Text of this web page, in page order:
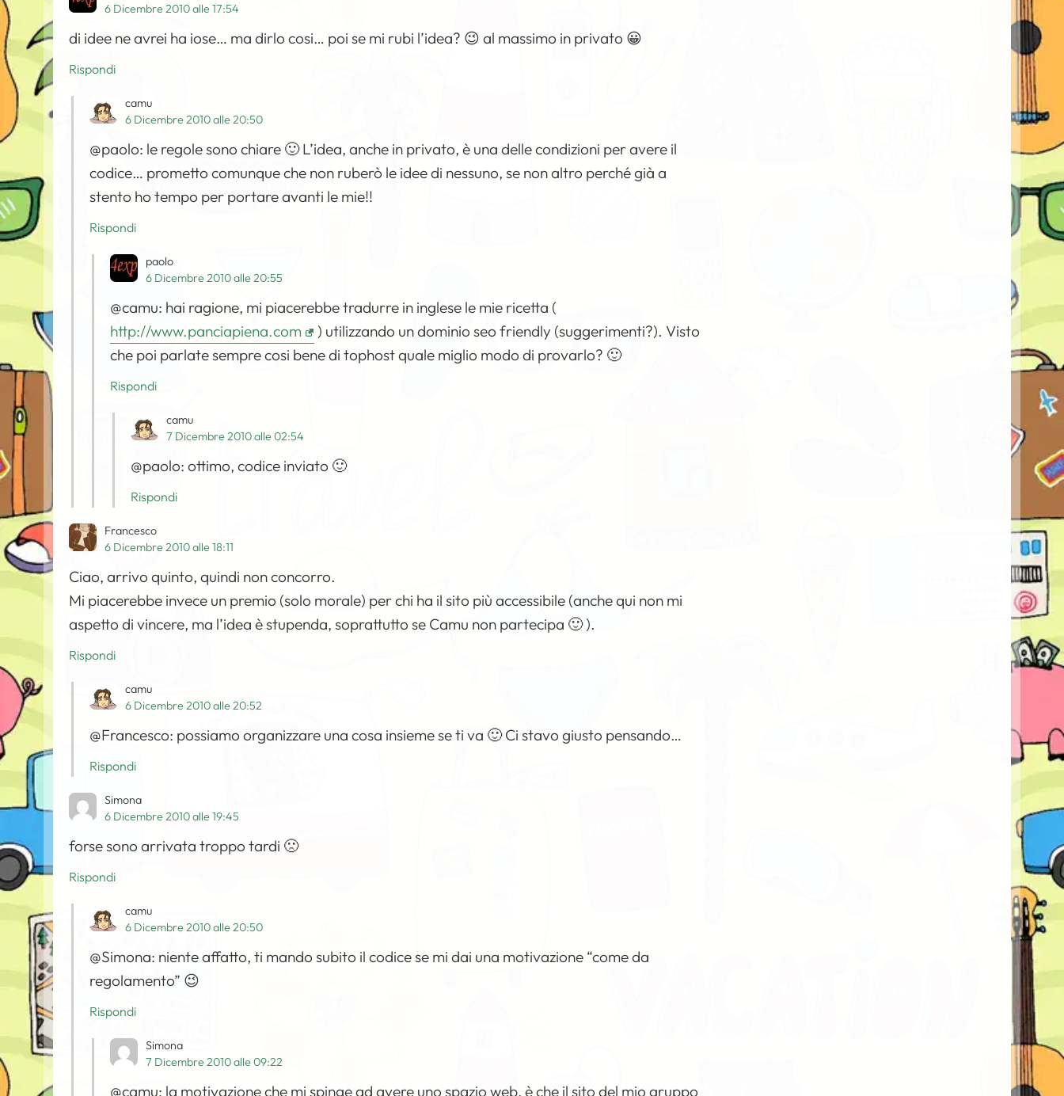
6 Dicembre 2010 alle 17:54
di idee ne avrei ha iose… ma dirlo cosi… poi se mi rubi l’idea? 😉 al massimo in privato 😀
Rispondi
camu
6 Dicembre 2010 alle 20:50
@paolo: le regole sono chiare 🙂 L’idea, anche in privato, è una delle condizioni per avere il
codice… prometto comunque che non ruberò le idee di nessuno, se non altro perché già a
stento ho tempo per portare avanti le mie!!
Rispondi
paolo
6 Dicembre 2010 alle 20:55
@camu: hai ragione, mi piacerebbe tradurre in inglese le mie ricetta (
http://www.panciapiena.com
) utilizzando un dominio seo friendly (suggerimenti?). Visto
che poi parlate sempre cosi bene di tophost quale miglio modo di provarlo? 🙂
Rispondi
camu
7 Dicembre 2010 alle 02:54
@paolo: ottimo, codice inviato 🙂
Rispondi
Francesco
6 Dicembre 2010 alle 18:11
Ciao, arrivo quinto, quindi non concorro.
Mi piacerebbe invece un premio (solo morale) per chi ha il sito più accessibile (anche qui non mi
aspetto di vincere, ma l’idea è stupenda, soprattutto se Camu non partecipa 🙂 ).
Rispondi
camu
6 Dicembre 2010 alle 20:52
@Francesco: possiamo organizzare una cosa insieme se ti va 🙂 Ci stavo giusto pensando…
Rispondi
Simona
6 Dicembre 2010 alle 19:45
forse sono arrivata troppo tardi 🙁
Rispondi
camu
6 Dicembre 2010 alle 20:50
@Simona: niente affatto, ti mando subito il codice se mi dai una motivazione “come da
regolamento” 😉
Rispondi
Simona
7 Dicembre 2010 alle 09:22
@camu: la motivazione che mi spinge ad avere uno spazio web, è che il sito del mio gruppo